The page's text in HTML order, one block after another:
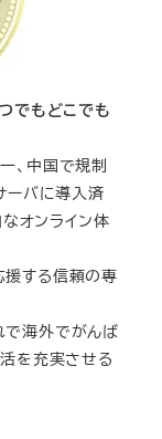
でもどこでも
、中国で規制
ーバに導入済
なオンライン体
援する信頼の専
で海外でがんば
を充実させる